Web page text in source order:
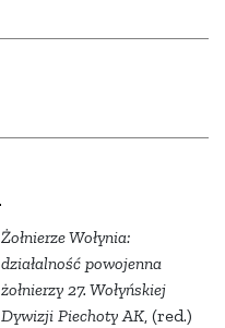
Żołnierze Wołynia:
działalność powojenna
żołnierzy 27. Wołyńskiej
Dywizji Piechoty AK, (red.)